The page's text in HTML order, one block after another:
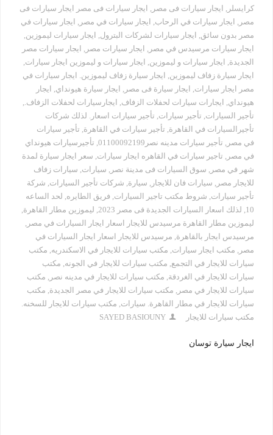
كرايسلر , ايجار سيارات فى مصر , ايجار سيارات فى مصر ايجار سيارات فى
مصر , ايجار سيارات في الرحاب, ايجار سيارات في مصر , ايجار سيارات في
مصر بدون سائق, ايجار سيارات لشركات البترول, ايجار سيارات ليموزين,
ايجار سيارات مرسيدس في مصر , ايجار سيارات مصر , ايجار سيارات مصر
الجديدة, ايجار سيارات و ليموزين, ايجار سيارات و ليموزين ايجار سيارات,
ايجار سيارة زفاف ليموزين, ايجار سيارة زفاف ليموزين. ايجار سيارات في
مصر ايجار سيارات, ايجار سيارة فى مصر , ايجار سيارة هيونداي, ايجار
هيونداي, ايجارات سيارات لحفلات الزفاف, ايجارسيارات لحفلات الزفاف.,
تأجير السيارات, تأجير سيارات, تأجير سيارات اسعار. لذلك شركات
تأجيرالسيارات في القاهرة, تأجير سيارات في القاهرة, تأجير سيارات
في مصر , تأجير سيارات مدينه نصر01100092199 , تأجيرسيارات هيونداي
في مصر , تاجير سيارات في القاهره ايجار سيارات, سعر ايجار سيارة لمدة
شهر في مصر , سوق السيارات فى مدينة نصر , سيارات, سيارات زفاف
للايجار مصر , سيارات فان للايجار , سيارة, شركات تأجير السيارات, شركة
تأجير سيارات, شروط مكتب تاجير السيارات, فريق الطايره, لحد الساعه
10
, لذلك اسعار السيارات الجديدة فى مصر 2023 , ليموزين مطار القاهرة,
ليموزين مطار القاهرة مرسيدس للايجار اسعار ايجار السيارات في مصر ,
مرسيدس ايجار بالقاهرة, مرسيدس للايجار اسعار ايجار السيارات في
مصر , مكتب ايجار سيارات, مكتب سيارات للايجار في الاسكندريه, مكتب
سيارات للايجار في التجمع, مكتب سيارات للايجار في الجونه, مكتب
سيارات للايجار في الغردقة, مكتب سيارات للايجار في مدينه نصر , مكتب
سيارات للايجار في مصر , مكتب سيارات للايجار في مصر الجديدة, مكتب
سيارات للايجار في مطار القاهرة. سيارات, مكتب سيارات للايجار للسخنه.
مكتب سيارات للايجار
SAYED BASIOUNY
ايجار سيارة توسان